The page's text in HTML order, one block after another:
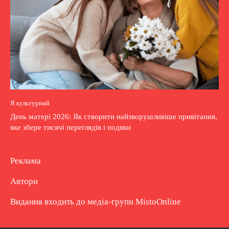
Я культурний
День матері 2026: Як створити найзворушливіше привітання,
яке збере тисячі переглядів і подяки
Реклама
Автори
Видання входить до медіа-групи MistoOnline